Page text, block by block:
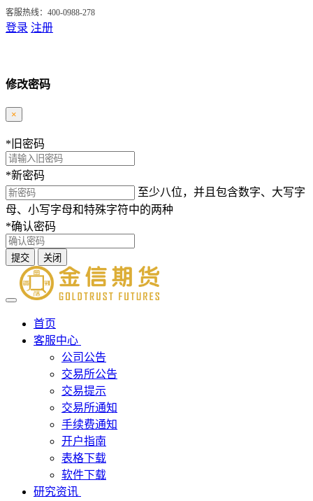
客服热线：400-0988-278
登录 注册
修改密码
×
* 旧密码
*新密码
至少八位，并且包含数字、大写字
母、小写字母和特殊字符中的两种
*确认密码
提交 关闭
首页
客服中心
公司公告
交易所公告
交易提示
交易所通知
手续费通知
开户指南
表格下载
软件下载
研究资讯